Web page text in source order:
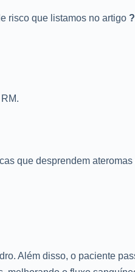
risco que listamos no artigo
que desprendem
Além disso, o paciente